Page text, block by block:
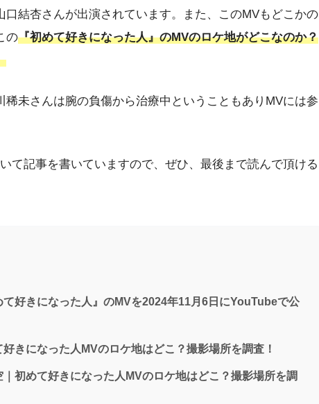
口結杏さんが出演されています。また、このMVもどこかの
の『初めて好きになった人』のMVのロケ地がどこなのか？
稀未さんは腕の負傷から治療中ということもありMVには参
て記事を書いていますので、ぜひ、最後まで読んで頂ける
好きになった人』のMVを2024年11月6日にYouTubeで公
きになった人MVのロケ地はどこ？撮影場所を調査！
初めて好きになった人MVのロケ地はどこ？撮影場所を調